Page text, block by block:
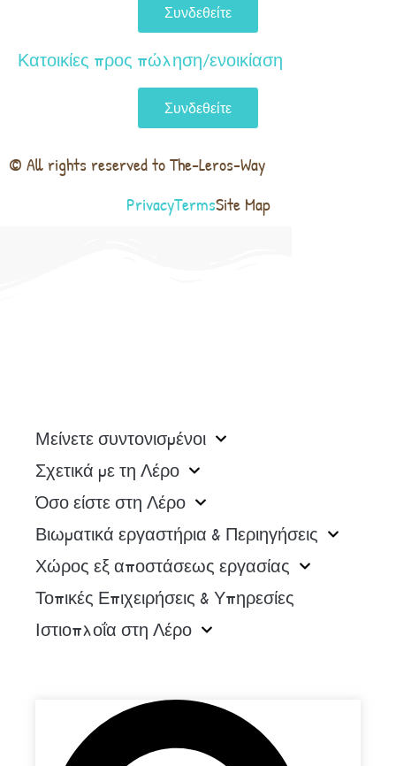
Συνδεθείτε
Κατοικίες προς πώληση/ενοικίαση
Συνδεθείτε
© All rights reserved to The-Leros-Way
PrivacyTermsSite Map
Μείνετε συντονισμένοι
Σχετικά με τη Λέρο
Όσο είστε στη Λέρο
Βιωματικά εργαστήρια & Περιηγήσεις
Χώρος εξ αποστάσεως εργασίας
Τοπικές Επιχειρήσεις & Υπηρεσίες
Ιστιοπλοΐα στη Λέρο